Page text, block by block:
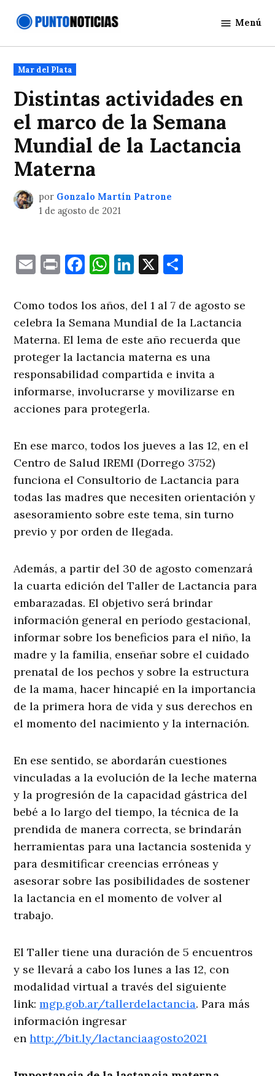
Noticias
Menú
Publicado
en
Mar del Plata
Distintas actividades en
el marco de la Semana
Mundial de la Lactancia
Materna
por Gonzalo Martín Patrone
1 de agosto de 2021
EmailPrintFacebook
WhatsApp
LinkedIn
X
Como todos los años, del 1 al 7 de agosto se
celebra la Semana Mundial de la Lactancia
Materna. El lema de este año recuerda que
proteger la lactancia materna es una
responsabilidad compartida e invita a
informarse, involucrarse y movilizarse en
acciones para protegerla.
En ese marco, todos los jueves a las 12, en el
Centro de Salud IREMI (Dorrego 3752)
funciona el Consultorio de Lactancia para
todas las madres que necesiten orientación y
asesoramiento sobre este tema, sin turno
previo y por orden de llegada.
Además, a partir del 30 de agosto comenzará
la cuarta edición del Taller de Lactancia para
embarazadas. El objetivo será brindar
información general en período gestacional,
informar sobre los beneficios para el niño, la
madre y la familia, enseñar sobre el cuidado
prenatal de los pechos y sobre la estructura
de la mama, hacer hincapié en la importancia
de la primera hora de vida y sus derechos en
el momento del nacimiento y la internación.
En ese sentido, se abordarán cuestiones
vinculadas a la evolución de la leche materna
y la progresión de la capacidad gástrica del
bebé a lo largo del tiempo, la técnica de la
prendida de manera correcta, se brindarán
herramientas para una lactancia sostenida y
para desmitificar creencias erróneas y
asesorar sobre las posibilidades de sostener
la lactancia en el momento de volver al
trabajo.
El Taller tiene una duración de 5 encuentros
y se llevará a cabo los lunes a las 12, con
modalidad virtual a través del siguiente
link:mgp.gob.ar/tallerdelactancia. Para más
información ingresar
enhttp://bit.ly/lactanciaagosto2021